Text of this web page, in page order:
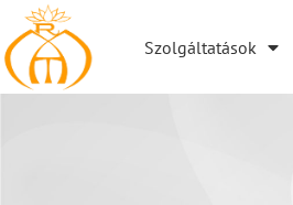
Szolgáltatások